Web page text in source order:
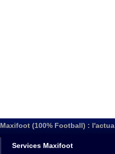
Maxifoot (100% Football) :
Services Maxifoot